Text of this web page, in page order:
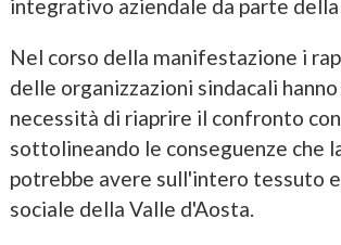
integrativo aziendale da parte della
Nel corso della manifestazione i
delle organizzazioni sindacali
necessità di riaprire il confronto
sottolineando le conseguenze che
potrebbe avere sull'intero tessuto
sociale della Valle d'Aosta.